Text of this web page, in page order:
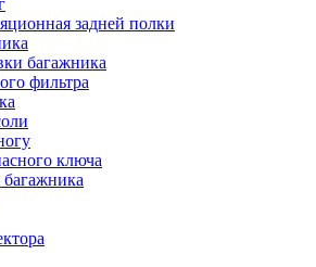
задней полки
багажника
фильтра
ключа